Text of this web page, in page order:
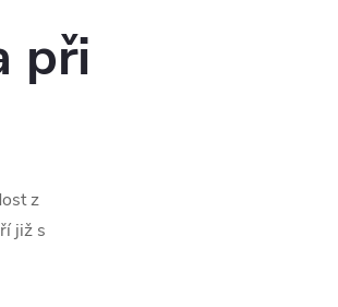
při
z
již s